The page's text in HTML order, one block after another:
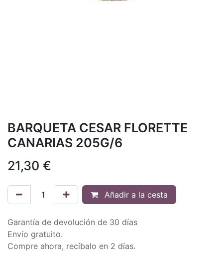
BARQUETA CESAR FLORETTE
CANARIAS 205G/6
21,30 €
Añadir a la cesta
Garantía de devolución de 30 días
Envío gratuito.
Compre ahora, recíbalo en 2 días.